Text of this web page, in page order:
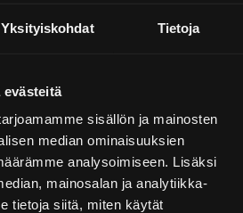
Yksityiskohdat Tietoja
evästeitä
sisällön ja mainosten
median ominaisuuksien
analysoimiseen. Lisäksi
mainosalan ja analytiikka-
tietoja siitä, miten käytät
vastaavilla